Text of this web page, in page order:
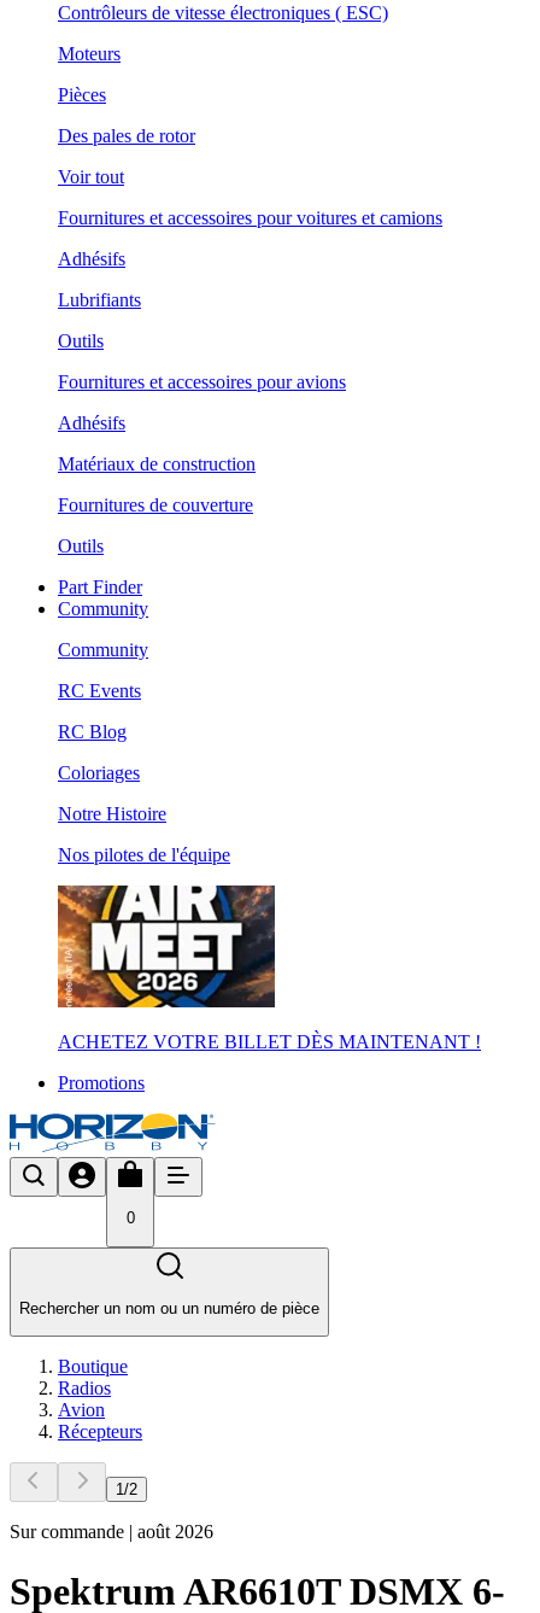
Contrôleurs de vitesse électroniques ( ESC)
Moteurs
Pièces
Des pales de rotor
Voir tout
Fournitures et accessoires pour voitures et camions
Adhésifs
Lubrifiants
Outils
Fournitures et accessoires pour avions
Adhésifs
Matériaux de construction
Fournitures de couverture
Outils
Part Finder
Community
Community
RC Events
RC Blog
Coloriages
Notre Histoire
Nos pilotes de l'équipe
ACHETEZ VOTRE BILLET DÈS MAINTENANT !
Promotions
0
Rechercher un nom ou un numéro de pièce
Boutique
Radios
Avion
Récepteurs
1/2
Sur commande | août 2026
Spektrum AR6610T DSMX 6-